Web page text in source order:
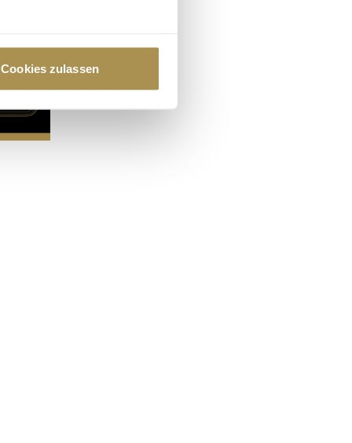
Präferenzen im
anbieten zu können
diese Informationen
Cookies zulassen